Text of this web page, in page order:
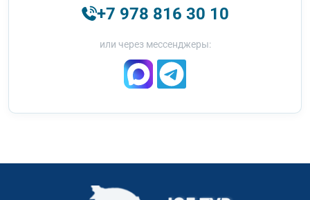
+7 978 816 30 10
или через мессенджеры: